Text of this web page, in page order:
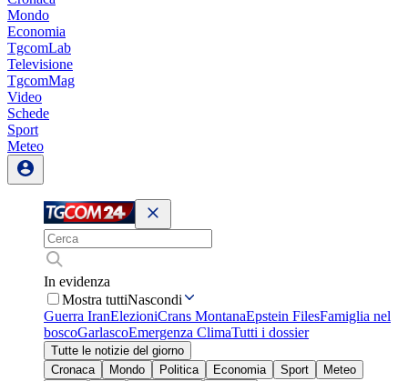
Mondo
Economia
TgcomLab
Televisione
TgcomMag
Video
Schede
Sport
Meteo
In evidenza
Mostra tuttiNascondi
Guerra IranElezioniCrans MontanaEpstein FilesFamiglia nel
boscoGarlascoEmergenza ClimaTutti i dossier
Tutte le notizie del giorno
Cronaca
Mondo Politica Economia Sport
Meteo